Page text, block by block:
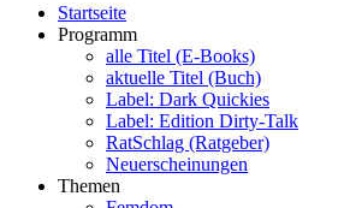
Startseite
Programm
alle Titel (E-Books)
aktuelle Titel (Buch)
Label: Dark Quickies
Label: Edition Dirty-Talk
RatSchlag (Ratgeber)
Neuerscheinungen
Themen